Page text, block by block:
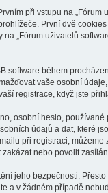
při vstupu na
První dvě
„Fórum uživatelů
software během
vaše osobní
registrace, když jste
osobní heslo,
údajů a dat, které
při registraci,
nebo povolit
jeho bezpečnosti.
a v žádném případě